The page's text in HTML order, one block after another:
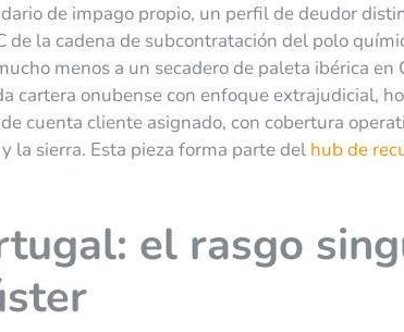
de impago propio, un perfil de deudor
de la cadena de subcontratación del polo
menos a un secadero de paleta ibérica en
cartera onubense con enfoque extrajudicial,
cuenta cliente asignado, con cobertura
la sierra. Esta pieza forma parte del hub de
el rasgo